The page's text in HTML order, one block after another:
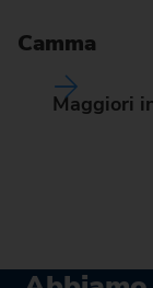
Camma
Maggiori